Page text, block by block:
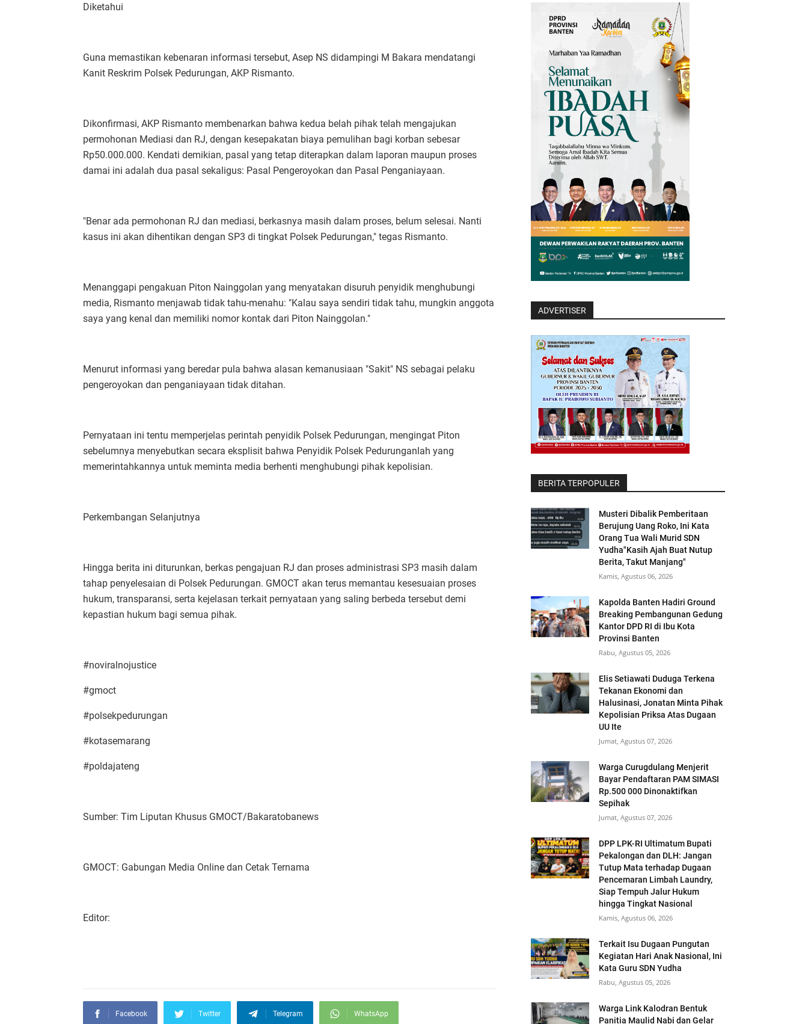
Diketahui
Guna memastikan kebenaran informasi tersebut, Asep NS didampingi M Bakara mendatangi
Kanit Reskrim Polsek Pedurungan, AKP Rismanto.
Dikonfirmasi, AKP Rismanto membenarkan bahwa kedua belah pihak telah mengajukan
permohonan Mediasi dan RJ, dengan kesepakatan biaya pemulihan bagi korban sebesar
Rp50.000.000. Kendati demikian, pasal yang tetap diterapkan dalam laporan maupun proses
damai ini adalah dua pasal sekaligus: Pasal Pengeroyokan dan Pasal Penganiayaan.
"Benar ada permohonan RJ dan mediasi, berkasnya masih dalam proses, belum selesai. Nanti
kasus ini akan dihentikan dengan SP3 di tingkat Polsek Pedurungan," tegas Rismanto.
Menanggapi pengakuan Piton Nainggolan yang menyatakan disuruh penyidik menghubungi
media, Rismanto menjawab tidak tahu-menahu: "Kalau saya sendiri tidak tahu, mungkin anggota
saya yang kenal dan memiliki nomor kontak dari Piton Nainggolan."
Menurut informasi yang beredar pula bahwa alasan kemanusiaan "Sakit" NS sebagai pelaku
pengeroyokan dan penganiayaan tidak ditahan.
Pernyataan ini tentu memperjelas perintah penyidik Polsek Pedurungan, mengingat Piton
sebelumnya menyebutkan secara eksplisit bahwa Penyidik Polsek Pedurunganlah yang
memerintahkannya untuk meminta media berhenti menghubungi pihak kepolisian.
Perkembangan Selanjutnya
Hingga berita ini diturunkan, berkas pengajuan RJ dan proses administrasi SP3 masih dalam
tahap penyelesaian di Polsek Pedurungan. GMOCT akan terus memantau kesesuaian proses
hukum, transparansi, serta kejelasan terkait pernyataan yang saling berbeda tersebut demi
kepastian hukum bagi semua pihak.
#noviralnojustice
#gmoct
#polsekpedurungan
#kotasemarang
#poldajateng
Sumber: Tim Liputan Khusus GMOCT/Bakaratobanews
GMOCT: Gabungan Media Online dan Cetak Ternama
Editor:
Facebook Twitter Telegram WhatsApp
ADVERTISER
BERITA TERPOPULER
Musteri Dibalik Pemberitaan
Berujung Uang Roko, Ini Kata
Orang Tua Wali Murid SDN
Yudha"Kasih Ajah Buat Nutup
Berita, Takut Manjang"
Kamis, Agustus 06, 2026
Kapolda Banten Hadiri Ground
Breaking Pembangunan Gedung
Kantor DPD RI di Ibu Kota
Provinsi Banten
Rabu, Agustus 05, 2026
Elis Setiawati Duduga Terkena
Tekanan Ekonomi dan
Halusinasi, Jonatan Minta Pihak
Kepolisian Priksa Atas Dugaan
UU Ite
Jumat, Agustus 07, 2026
Warga Curugdulang Menjerit
Bayar Pendaftaran PAM SIMASI
Rp.500 000 Dinonaktifkan
Sepihak
Jumat, Agustus 07, 2026
DPP LPK-RI Ultimatum Bupati
Pekalongan dan DLH: Jangan
Tutup Mata terhadap Dugaan
Pencemaran Limbah Laundry,
Siap Tempuh Jalur Hukum
hingga Tingkat Nasional
Kamis, Agustus 06, 2026
Terkait Isu Dugaan Pungutan
Kegiatan Hari Anak Nasional, Ini
Kata Guru SDN Yudha
Rabu, Agustus 05, 2026
Warga Link Kalodran Bentuk
Panitia Maulid Nabi dan Gelar